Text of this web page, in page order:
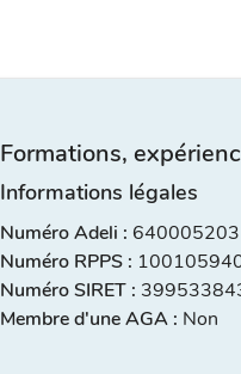
Formations,
Informations légales
Numéro Adeli : 640005203
Numéro RPPS :
Numéro SIRET :
Membre d'une AGA : Non